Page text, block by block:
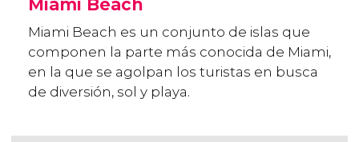
Miami Beach
Miami Beach es un conjunto de islas que
componen la parte más conocida de Miami,
en la que se agolpan los turistas en busca
de diversión, sol y playa.